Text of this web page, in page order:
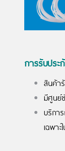
การรับปร
สินค้า
มีศูนย์
บริก
เฉพา